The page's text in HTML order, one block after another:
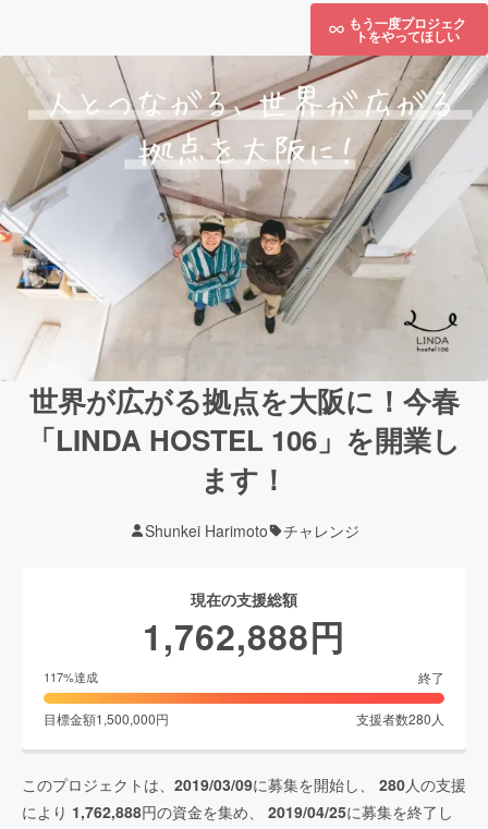
もう一度プロジェク
トをやってほしい
世界が広がる拠点を大阪に！今春
「LINDA HOSTEL 106」を開業し
ます！
Shunkei Harimoto チャレンジ
現在の支援総額
1,762,888円
117%達成 終了
目標金額1,500,000円 支援者数280 人
このプロジェクトは、 2019/03/09に募集を開始し、 280人の支援
により 1,762,888円の資金を集め、 2019/04/25に募集を終了し